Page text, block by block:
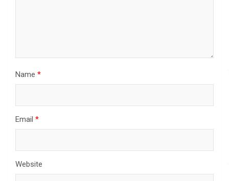
Name *
Email *
Website